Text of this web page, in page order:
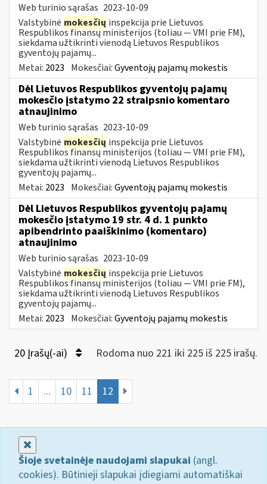
Web turinio sąrašas 2023-10-09
Valstybinė mokesčių inspekcija prie Lietuvos
Respublikos finansų ministerijos (toliau — VMI prie FM),
siekdama užtikrinti vienodą Lietuvos Respublikos
gyventojų pajamų...
Metai: 2023 Mokesčiai:Gyventojų pajamų mokestis
Dėl Lietuvos Respublikos gyventojų pajamų
mokesčio įstatymo 22 straipsnio komentaro
atnaujinimo
Web turinio sąrašas 2023-10-09
Valstybinė mokesčių inspekcija prie Lietuvos
Respublikos finansų ministerijos (toliau — VMI prie FM),
siekdama užtikrinti vienodą Lietuvos Respublikos
gyventojų pajamų...
Metai: 2023 Mokesčiai:Gyventojų pajamų mokestis
Dėl Lietuvos Respublikos gyventojų pajamų
mokesčio įstatymo 19 str. 4 d. 1 punkto
apibendrinto paaiškinimo (komentaro)
atnaujinimo
Web turinio sąrašas 2023-10-09
Valstybinė mokesčių inspekcija prie Lietuvos
Respublikos finansų ministerijos (toliau — VMI prie FM),
siekdama užtikrinti vienodą Lietuvos Respublikos
gyventojų pajamų...
Metai: 2023 Mokesčiai:Gyventojų pajamų mokestis
20 Įrašų(-ai) Rodoma nuo 221 iki 225 iš 225 irašų.
1 ... 10 11 12
Šioje svetainėje naudojami slapukai (angl.
cookies). Būtinieji slapukai įdiegiami automatiškai